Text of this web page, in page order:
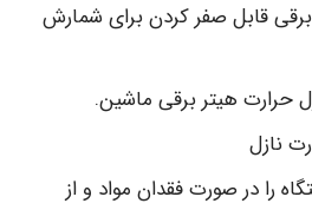
برقی قابل صفر کردن برای شمارش
حرارت هیتر برقی ماشین.
نازل
را در صورت فقدان مواد و از